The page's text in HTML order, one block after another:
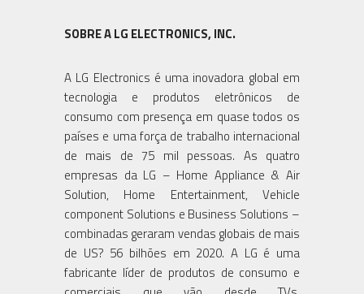
SOBRE A LG ELECTRONICS, INC.
A LG Electronics é uma inovadora global em
tecnologia e produtos eletrônicos de
consumo com presença em quase todos os
países e uma força de trabalho internacional
de mais de 75 mil pessoas. As quatro
empresas da LG – Home Appliance & Air
Solution, Home Entertainment, Vehicle
component Solutions e Business Solutions –
combinadas geraram vendas globais de mais
de US? 56 bilhões em 2020. A LG é uma
fabricante líder de produtos de consumo e